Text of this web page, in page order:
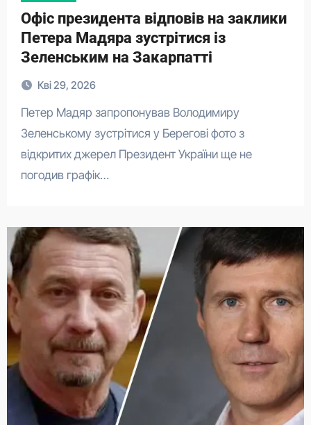
Офіс президента відповів на заклики
Петера Мадяра зустрітися із
Зеленським на Закарпатті
Кві 29, 2026
Петер Мадяр запропонував Володимиру
Зеленському зустрітися у Берегові фото з
відкритих джерел Президент України ще не
погодив графік…